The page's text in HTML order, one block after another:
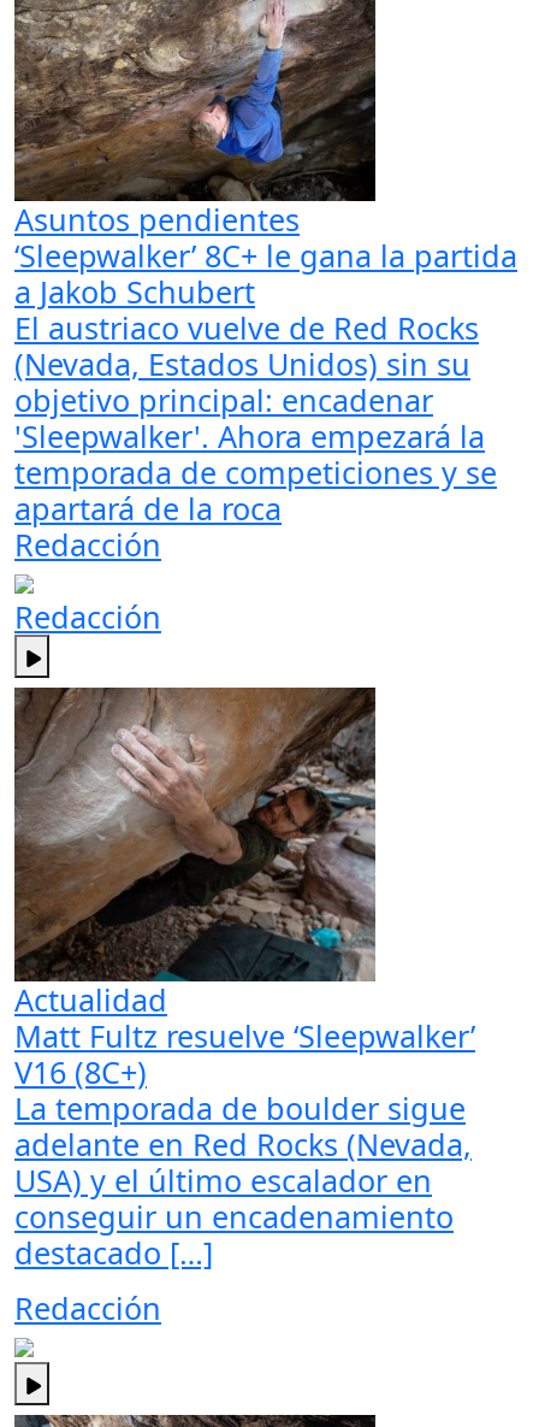
Asuntos pendientes
‘Sleepwalker’ 8C+ le gana la partida
a Jakob Schubert
El austriaco vuelve de Red Rocks
(Nevada, Estados Unidos) sin su
objetivo principal: encadenar
'Sleepwalker'. Ahora empezará la
temporada de competiciones y se
apartará de la roca
Redacción
Redacción
Actualidad
Matt Fultz resuelve ‘Sleepwalker’
V16 (8C+)
La temporada de boulder sigue
adelante en Red Rocks (Nevada,
USA) y el último escalador en
conseguir un encadenamiento
destacado […]
Redacción